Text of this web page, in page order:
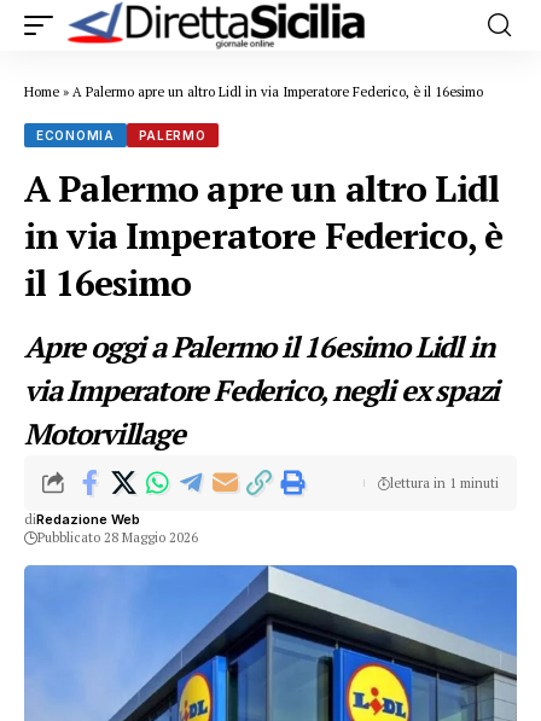
Home » A Palermo apre un altro Lidl in via Imperatore Federico, è il 16esimo
ECONOMIA PALERMO
A Palermo apre un altro Lidl
in via Imperatore Federico, è
il 16esimo
Apre oggi a Palermo il 16esimo Lidl in
via Imperatore Federico, negli ex spazi
Motorvillage
diRedazione Web
Pubblicato 28 Maggio 2026
lettura in 1 minuti